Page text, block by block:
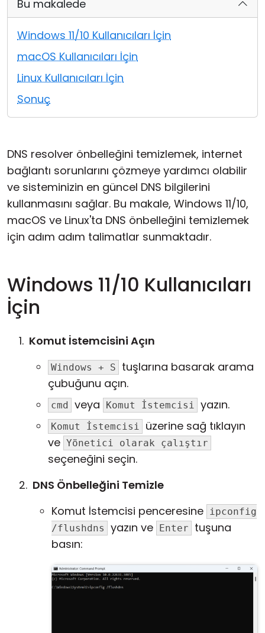
Bu makalede
Windows 11/10 Kullanıcıları İçin
macOS Kullanıcıları İçin
Linux Kullanıcıları İçin
Sonuç
DNS resolver önbelleğini temizlemek, internet
bağlantı sorunlarını çözmeye yardımcı olabilir
ve sisteminizin en güncel DNS bilgilerini
kullanmasını sağlar. Bu makale, Windows 11/10,
macOS ve Linux'ta DNS önbelleğini temizlemek
için adım adım talimatlar sunmaktadır.
Windows 11/10 Kullanıcıları
İçin
Komut İstemcisini Açın
Windows + S
tuşlarına basarak arama
çubuğunu açın.
cmd veya Komut İstemcisi yazın.
Komut İstemcisi
üzerine sağ tıklayın
ve Yönetici olarak çalıştır
seçeneğini seçin.
DNS Önbelleğini Temizle
Komut İstemcisi penceresine ipconfig
/flushdns
yazın ve Enter
tuşuna
basın:
Bulut ve Yerel